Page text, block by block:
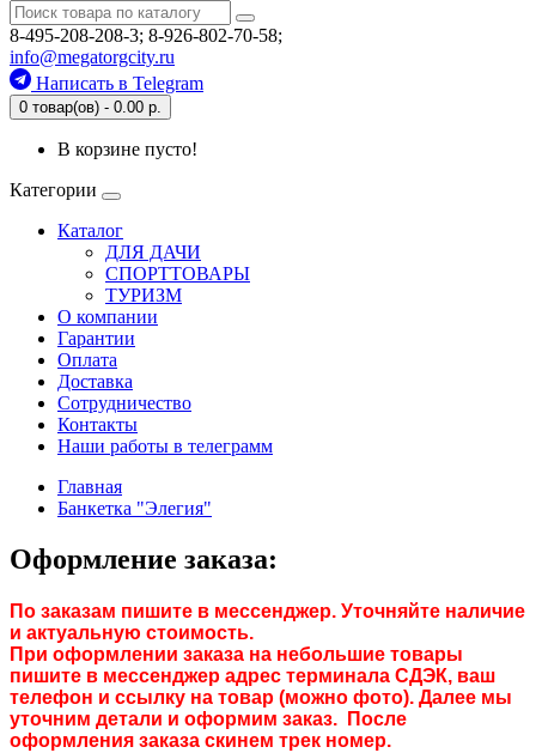
8-495-208-208-3; 8-926-802-70-58;
info@megatorgcity.ru
Написать в Telegram
0 товар(ов) - 0.00 р.
В корзине пусто!
Категории
Каталог
ДЛЯ ДАЧИ
СПОРТТОВАРЫ
ТУРИЗМ
О компании
Гарантии
Оплата
Доставка
Сотрудничество
Контакты
Наши работы в телеграмм
Главная
Банкетка "Элегия"
Оформление заказа:
По заказам пишите в мессенджер. Уточняйте наличие
и актуальную стоимость.
При оформлении заказа на небольшие товары
пишите в мессенджер адрес терминала СДЭК, ваш
телефон и ссылку на товар (можно фото). Далее мы
уточним детали и оформим заказ. После
оформления заказа скинем трек номер.